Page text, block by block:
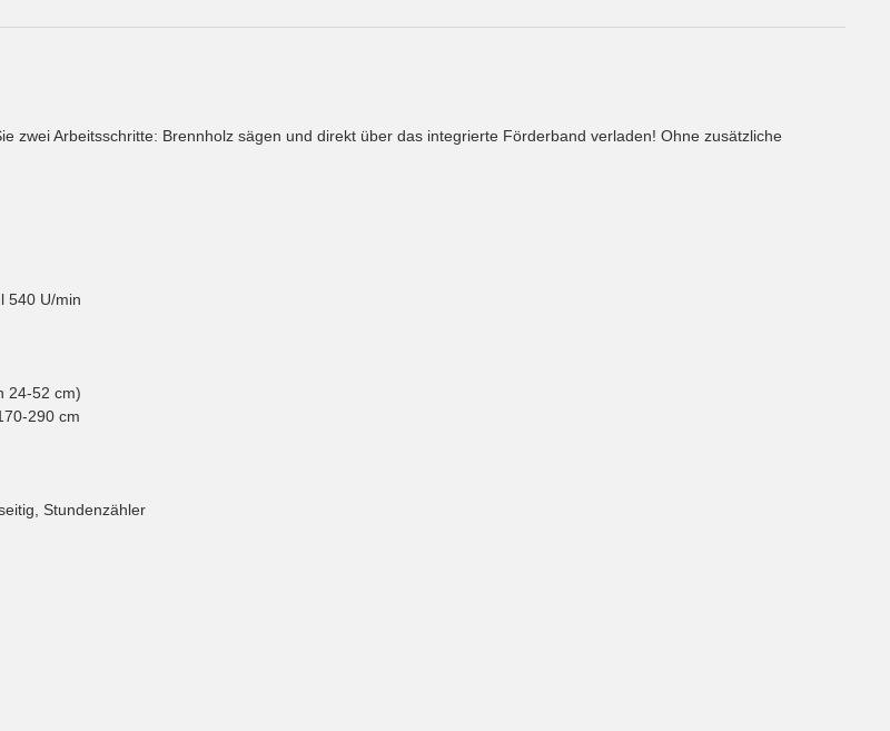
zwei Arbeitsschritte: Brennholz sägen und direkt über das integrierte Förderband verladen! Ohne zusätzliche
540 U/min
24-52 cm)
290 cm
Stundenzähler